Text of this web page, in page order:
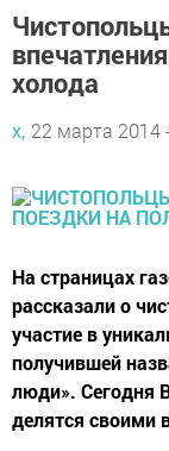
холода
х, 22 марта 2014
На страницах
рассказали о
участие в
получившей
люди». Сегодня
делятся своими